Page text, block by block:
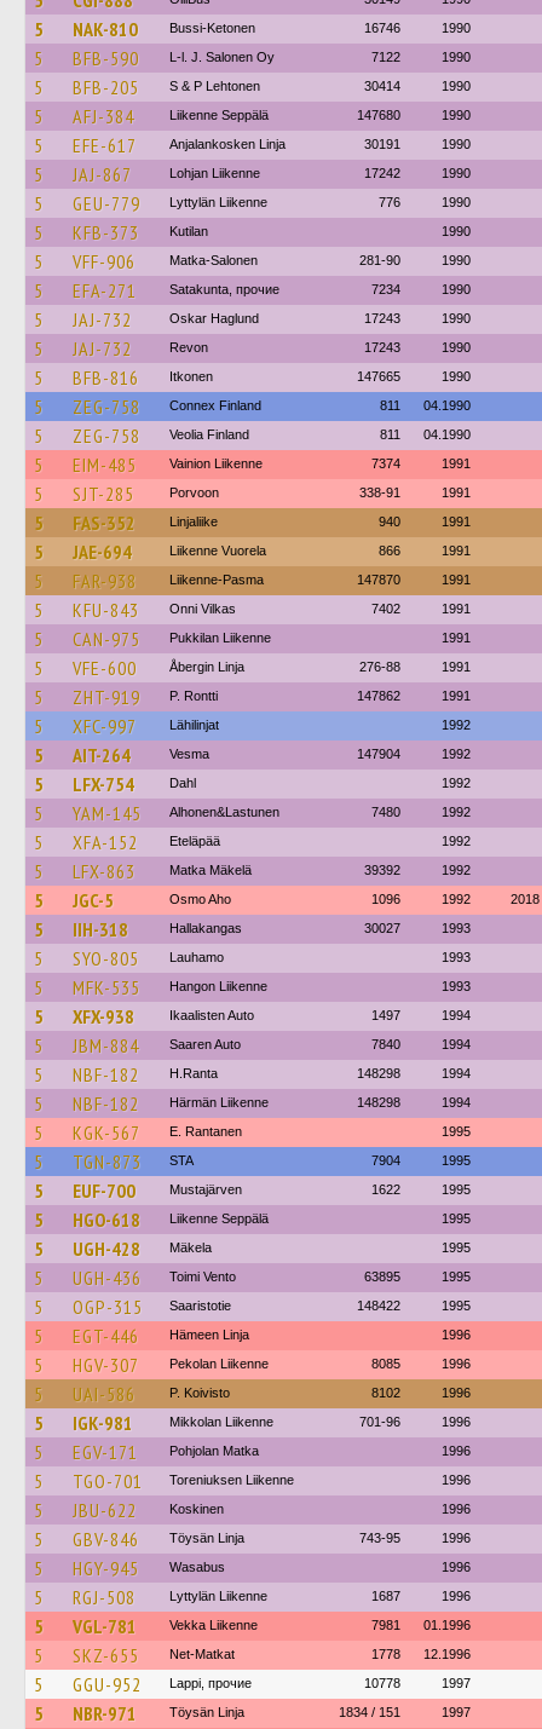
5 NAK-810 Bussi-Ketonen 16746 1990
5 BFB-590 L-l. J. Salonen Oy 7122 1990
5 BFB-205 S & P Lehtonen 30414 1990
5 AFJ-384 Liikenne Seppälä 147680 1990
5 EFE-617 Anjalankosken Linja 30191 1990
5 JAJ-867 Lohjan Liikenne 17242 1990
5 GEU-779 Lyttylän Liikenne 776 1990
5 KFB-373 Kutilan 1990
5 VFF-906 Matka-Salonen 281-90 1990
5 EFA-271 Satakunta, прочие 7234 1990
5 JAJ-732 Oskar Haglund 17243 1990
5 JAJ-732 Revon 17243 1990
5 BFB-816 Itkonen 147665 1990
5 ZEG-758 Connex Finland 811 04.1990
5 ZEG-758 Veolia Finland 811 04.1990
5 EIM-485 Vainion Liikenne 7374 1991
5 SJT-285 Porvoon 338-91 1991
5 FAS-352 Linjaliike 940 1991
5 JAE-694 Liikenne Vuorela 866 1991
5 FAR-938 Liikenne-Pasma 147870 1991
5 KFU-843 Onni Vilkas 7402 1991
5 CAN-975 Pukkilan Liikenne 1991
5 VFE-600 Åbergin Linja 276-88 1991
5 ZHT-919 P. Rontti 147862 1991
5 XFC-997 Lähilinjat 1992
5 AIT-264 Vesma 147904 1992
5 LFX-754 Dahl 1992
5 YAM-145 Alhonen&Lastunen 7480 1992
5 XFA-152 Eteläpää 1992
5 LFX-863 Matka Mäkelä 39392 1992
5 JGC-5 Osmo Aho 1096 1992 2018
5 IIH-318 Hallakangas 30027 1993
5 SYO-805 Lauhamo 1993
5 MFK-535 Hangon Liikenne 1993
5 XFX-938 Ikaalisten Auto 1497 1994
5 JBM-884 Saaren Auto 7840 1994
5 NBF-182 H.Ranta 148298 1994
5 NBF-182 Härmän Liikenne 148298 1994
5 KGK-567 E. Rantanen 1995
5 TGN-873 STA 7904 1995
5 EUF-700 Mustajärven 1622 1995
5 HGO-618 Liikenne Seppälä 1995
5 UGH-428 Mäkela 1995
5 UGH-436 Toimi Vento 63895 1995
5 OGP-315 Saaristotie 148422 1995
5 EGT-446 Hämeen Linja 1996
5 HGV-307 Pekolan Liikenne 8085 1996
5 UAI-586 P. Koivisto 8102 1996
5 IGK-981 Mikkolan Liikenne 701-96 1996
5 EGV-171 Pohjolan Matka 1996
5 TGO-701 Toreniuksen Liikenne 1996
5 JBU-622 Koskinen 1996
5 GBV-846 Töysän Linja 743-95 1996
5 HGY-945 Wasabus 1996
5 RGJ-508 Lyttylän Liikenne 1687 1996
5 VGL-781 Vekka Liikenne 7981 01.1996
5 SKZ-655 Net-Matkat 1778 12.1996
5 GGU-952 Lappi, прочие 10778 1997
5 NBR-971 Töysän Linja 1834 / 151 1997